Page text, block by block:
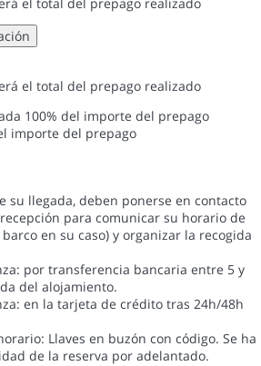
el total del prepago realizado
100% del importe del prepago
importe del prepago
su llegada, deben ponerse en contacto
para comunicar su horario de
en su caso) y organizar la recogida
por transferencia bancaria entre 5 y
del alojamiento.
en la tarjeta de crédito tras 24h/48h
Llaves en buzón con código. Se ha
de la reserva por adelantado.